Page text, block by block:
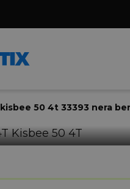
kisbee 50 4t 33393 nera